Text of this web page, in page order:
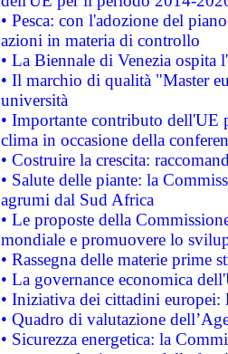
• Pesca: con l'adozione del
azioni in materia di controllo
• La Biennale di Venezia ospita
• Il marchio di qualità "Master
università
• Importante contributo dell'UE
clima in occasione della
• Costruire la crescita:
• Salute delle piante: la
agrumi dal Sud Africa
• Le proposte della
mondiale e promuovere lo
• Rassegna delle materie prime
• La governance economica
• Iniziativa dei cittadini
• Quadro di valutazione
• Sicurezza energetica: la